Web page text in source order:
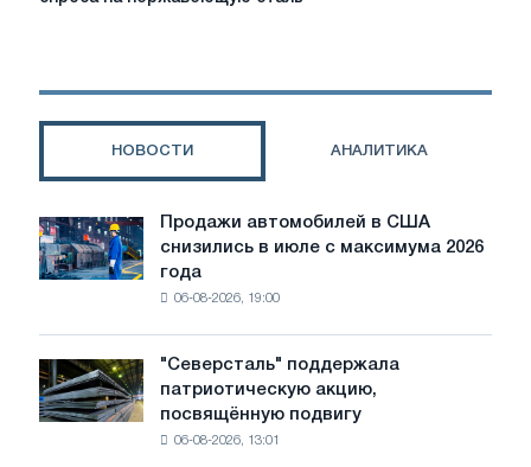
на
НОВОСТИ АНАЛИТИКА
Продажи
автомобилей
в
июле
с
максимума
Продажи автомобилей в США
снизились в июле с максимума 2026
года
06-08-2026, 19:00
"Северсталь"
поддержала
патриотическую
"Северсталь" поддержала
патриотическую акцию,
посвящённую подвигу
06-08-2026, 13:01